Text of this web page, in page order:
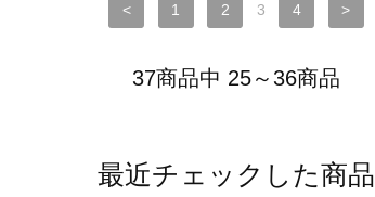
< 1 2 3 4 >
37商品中 25～36商品
最近チェックした商品